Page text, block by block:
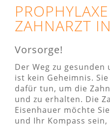
ZAHNARZT
Vorsorge!
Der Weg zu gesunden
ist kein Geheimnis.
dafür tun, um die
und zu erhalten. Die
Eisenhauer möchte
und Ihr Kompass